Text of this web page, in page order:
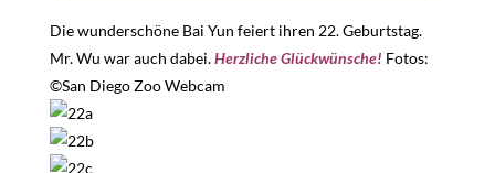
Die wunderschöne Bai Yun feiert ihren 22. Geburtstag.
Mr. Wu war auch dabei.Herzliche Glückwünsche! Fotos:
©San Diego Zoo Webcam